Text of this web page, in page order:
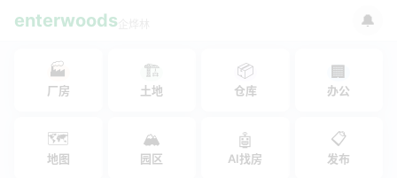
enterwoods 🔔
🏭
厂房
🏗
土地
📦
仓库
🏢
办公
🗺
地图
🏔
园区
🤖
AI找房
📋
发布